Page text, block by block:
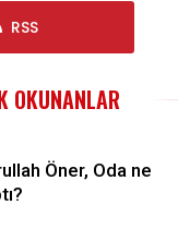
RSS
OKUNANLAR
Öner, Oda ne